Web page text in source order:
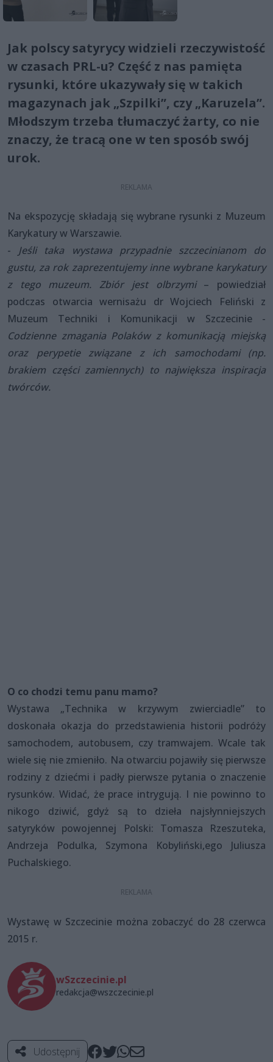
Jak polscy satyrycy widzieli rzeczywistość
w czasach PRL-u? Część z nas pamięta
rysunki, które ukazywały się w takich
magazynach jak „Szpilki”, czy „Karuzela”.
Młodszym trzeba tłumaczyć żarty, co nie
znaczy, że tracą one w ten sposób swój
urok.
Na ekspozycję składają się wybrane rysunki z Muzeum
Karykatury w Warszawie.
- Jeśli taka wystawa przypadnie szczecinianom do
gustu, za rok zaprezentujemy inne wybrane karykatury
z tego muzeum. Zbiór jest olbrzymi– powiedział
podczas otwarcia wernisażu dr Wojciech Feliński z
Muzeum Techniki i Komunikacji w Szczecinie -
Codzienne zmagania Polaków z komunikacją miejską
oraz perypetie związane z ich samochodami (np.
brakiem części zamiennych) to największa inspiracja
twórców.
O co chodzi temu panu mamo?
Wystawa „Technika w krzywym zwierciadle” to
doskonała okazja do przedstawienia historii podróży
samochodem, autobusem, czy tramwajem. Wcale tak
wiele się nie zmieniło. Na otwarciu pojawiły się pierwsze
rodziny z dziećmi i padły pierwsze pytania o znaczenie
rysunków. Widać, że prace intrygują. I nie powinno to
nikogo dziwić, gdyż są to dzieła najsłynniejszych
satyryków powojennej Polski: Tomasza Rzeszuteka,
Andrzeja Podulka, Szymona Kobyliński,ego Juliusza
Puchalskiego.
Wystawę w Szczecinie można zobaczyć do 28 czerwca
2015 r.
wSzczecinie.pl
redakcja@wszczecinie.pl
Udostępnij